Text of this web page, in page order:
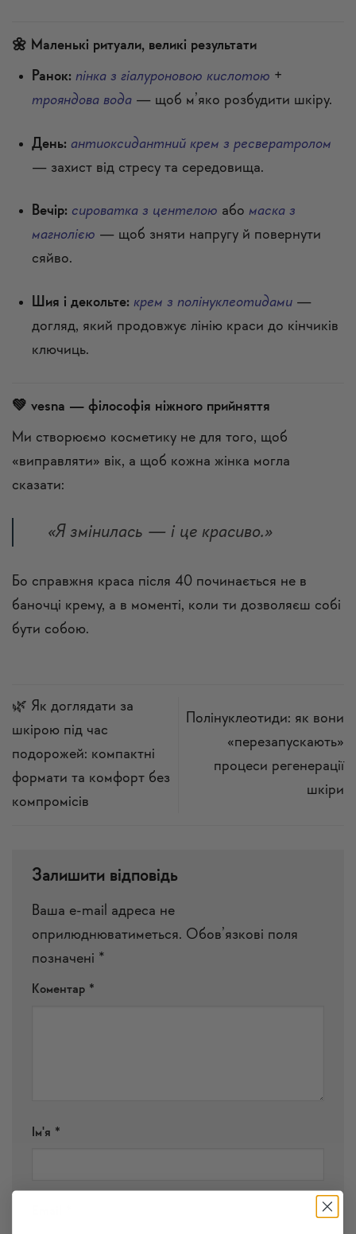
🌼 Маленькі ритуали, великі результати
Ранок: пінка з гіалуроновою кислотою +
трояндова вода— щоб м’яко розбудити шкіру.
День: антиоксидантний крем з ресвератролом
— захист від стресу та середовища.
Вечір: сироватка з центелою або маска з
магнолією — щоб зняти напругу й повернути
сяйво.
Шия і декольте: крем з полінуклеотидами —
догляд, який продовжує лінію краси до кінчиків
ключиць.
💚 vesna — філософія ніжного прийняття
Ми створюємо косметику не для того, щоб
«виправляти» вік, а щоб кожна жінка могла
сказати:
«Я змінилась — і це красиво.»
Бо справжня краса після 40 починається не в
баночці крему, а в моменті, коли ти дозволяєш собі
бути собою.
🌿 Як доглядати за
шкірою під час
подорожей: компактні
формати та комфорт без
компромісів
Полінуклеотиди: як вони
«перезапускають»
процеси регенерації
шкіри
Залишити відповідь
Ваша e-mail адреса не
оприлюднюватиметься. Обов’язкові поля
позначені *
Коментар *
Ім'я *